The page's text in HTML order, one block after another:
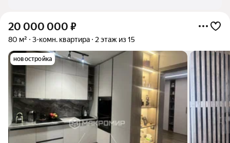
20 000 000 ₽
80 м² 3-комн. квартира 2 этаж из 15
новостройка